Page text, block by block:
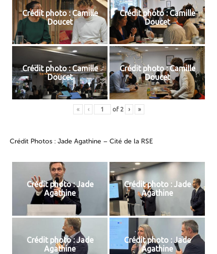
Crédit photo : Camille
Doucet
Crédit photo : Camille
Doucet
Crédit photo : Camille
Doucet
Crédit photo : Camille
Doucet
« ‹ of 2 › »
Crédit Photos : Jade Agathine – Cité de la RSE
Crédit photo : Jade
Agathine
Crédit photo : Jade
Agathine
Crédit photo : Jade
Agathine
Crédit photo : Jade
Agathine